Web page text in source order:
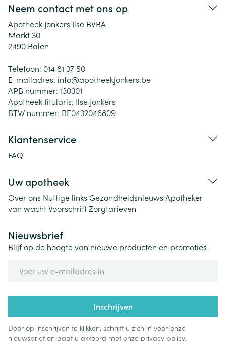
Neem contact met ons op
Apotheek Jonkers Ilse BVBA
Markt 30
2490 Balen
Telefoon: 014 81 37 50
E-mailadres: info@apotheekjonkers.be
APB nummer: 130301
Apotheek titularis: Ilse Jonkers
BTW nummer: BE0432046809
Klantenservice
FAQ
Uw apotheek
Over ons Nuttige links Gezondheidsnieuws Apotheker
van wachtVoorschriftZorgtarieven
Nieuwsbrief
Blijf op de hoogte van nieuwe producten en promoties
Inschrijven
Door op inschrijven te klikken, schrijft u zich in voor onze
nieuwsbrief en gaat u akkoord met onze privacy policy.